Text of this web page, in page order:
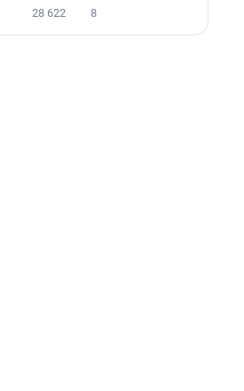
28 622 8